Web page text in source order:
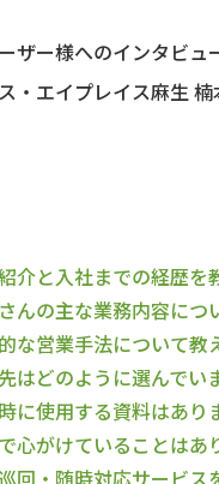
ザー様へのインタビュ
・エイプレイス麻生
介と入社までの経歴を
んの主な業務内容につ
な営業手法について教
はどのように選んでい
に使用する資料はあり
心がけていることはあ
回・随時対応サービ